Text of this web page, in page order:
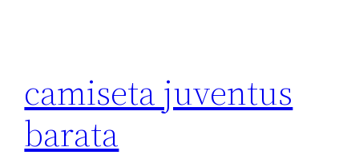
camiseta juventus
barata